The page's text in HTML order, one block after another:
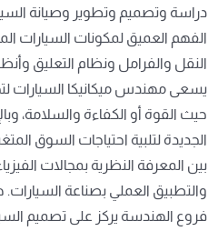
دراسة وتصميم وتطوير وصيانة
الفهم العميق لمكونات السيارات
النقل والفرامل ونظام التعليق
يسعى مهندس ميكانيكا السيارات
حيث القوة أو الكفاءة والسلامة،
الجديدة لتلبية احتياجات السوق
بين المعرفة النظرية بمجالات
والتطبيق العملي بصناعة
فروع الهندسة يركز على تصميم